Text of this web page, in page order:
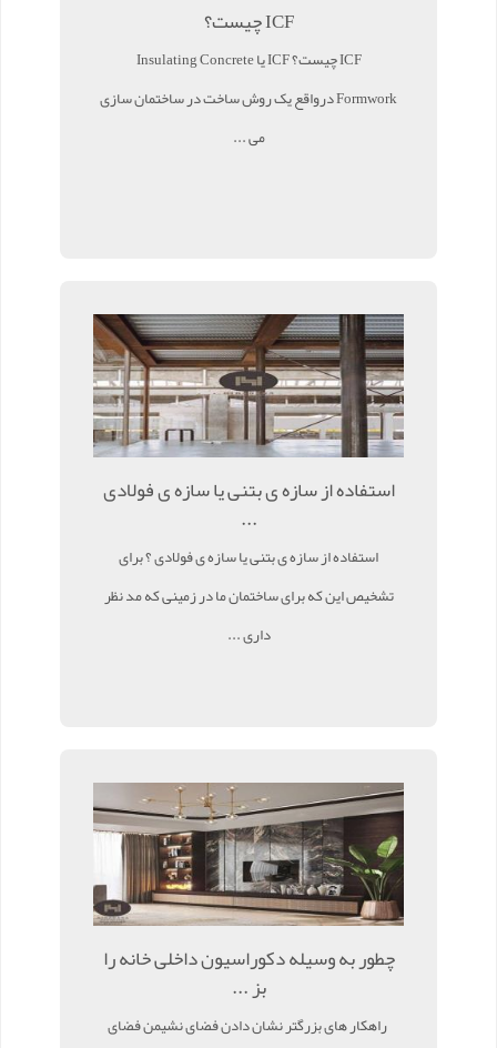
ICF چیست؟
ICF چیست؟ ICF یا Insulating Concrete
Formwork درواقع یک روش ساخت در ساختمان سازی
می ...
استفاده از سازه ی بتنی یا سازه ی فولادی
...
استفاده از سازه ی بتنی یا سازه ی فولادی ؟ برای
تشخیص این که برای ساختمان ما در زمینی که مد نظر
داری ...
چطور به وسیله دکوراسیون داخلی خانه را
بز ...
راهکار های بزرگتر نشان دادن فضای نشیمن فضای